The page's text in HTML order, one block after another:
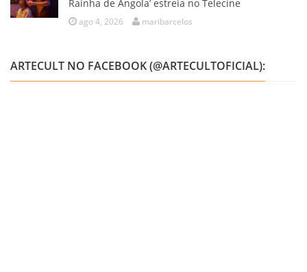
Rainha de Angola’ estreia no Telecine
ago 4, 2026 maribarcelos
ARTECULT NO FACEBOOK (@ARTECULTOFICIAL):